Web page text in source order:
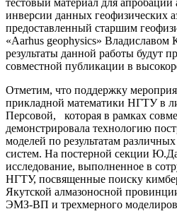
инверсии данных геофизических
предоставленный старшим
«Aarhus geophysics»
результаты данной работы будут
совместной публикации в
Отметим, что поддержку
прикладной математики НГТУ в
Персовой, которая в рамках
демонстрировала технологию
моделей по результатам
систем. На постерной секции
исследование, выполненное в
НГТУ, посвященные поиску
Якутской алмазоносной
ЭМЗ-ВП и трехмерного